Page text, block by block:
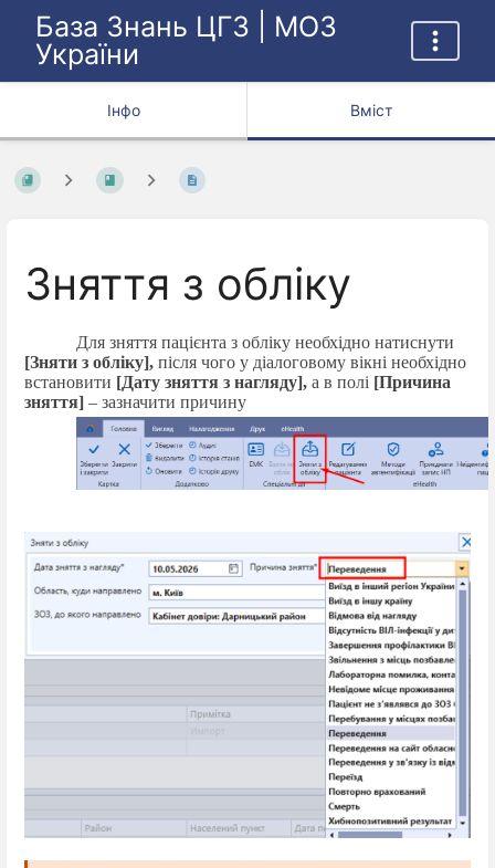
База Знань ЦГЗ | МОЗ
України
Інфо Вміст
Зняття з обліку
Для зняття пацієнта з обліку необхідно натиснути
[Зняти з обліку], після чого у діалоговому вікні необхідно
встановити [Дату зняття з нагляду], а в полі [Причина
зняття] – зазначити причину